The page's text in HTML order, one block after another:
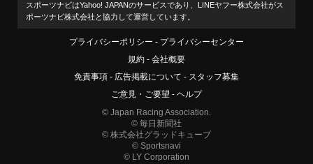
スポーツナビはYahoo! JAPANのサービスであり、LINEヤフー株式会社がス
ポーツナビ株式会社と協力して運営しています。
プライバシーポリシー
プライバシーセンター
規約
会社概要
免責事項
広告掲載について
スタッフ募集
ご意見・ご要望
ヘルプ
© Japan Racing Association.
© 毎日新聞社
© 株式会社グラッドキューブ
© Sportsnavi
© LY Corporation